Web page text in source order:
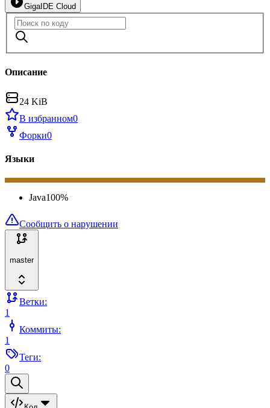
GigaIDE Cloud
Описание
24 KiB
В избранном0
Форки0
Языки
Java100%
Сообщить о нарушении
master
Ветки:
1
Коммиты:
1
Теги:
0